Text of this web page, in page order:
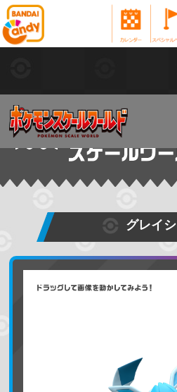
名前で検索する
グレイ